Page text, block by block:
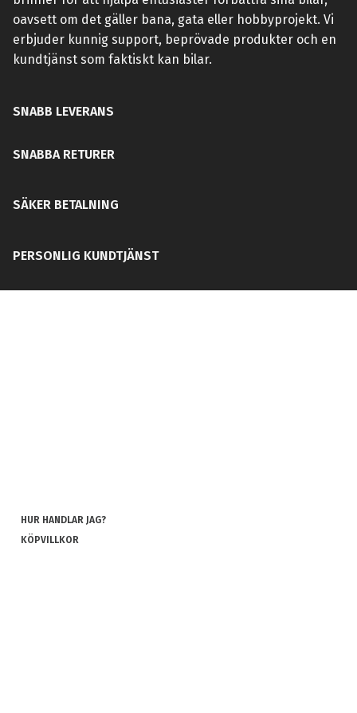
oavsett om det gäller bana, gata eller hobbyprojekt. Vi
erbjuder kunnig support, beprövade produkter och en
kundtjänst som faktiskt kan bilar.
SNABB LEVERANS
SNABBA RETURER
SÄKER BETALNING
PERSONLIG KUNDTJÄNST
HUR HANDLAR JAG?
KÖPVILLKOR